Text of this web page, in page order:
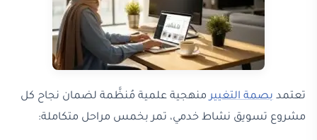
تعتمد بصمة التغيير منهجية علمية مُنظَّمة لضمان نجاح كل
مشروع تسويق نشاط خدمي، تمر بخمس مراحل متكاملة: